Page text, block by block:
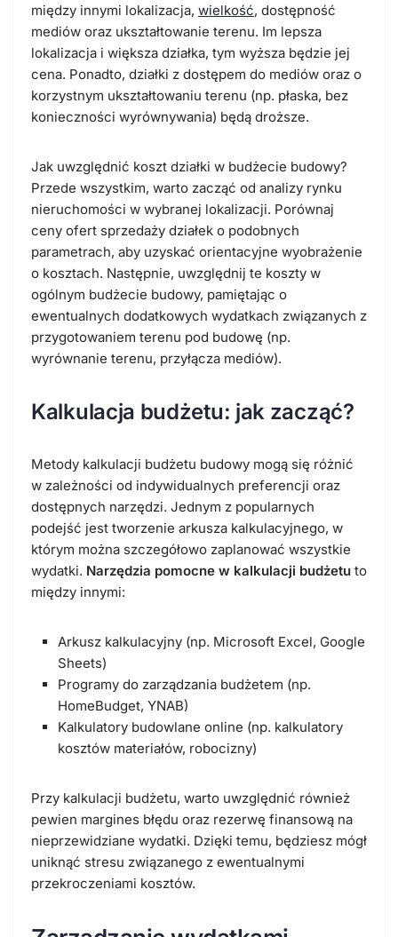
między innymi lokalizacja, wielkość, dostępność
mediów oraz ukształtowanie terenu. Im lepsza
lokalizacja i większa działka, tym wyższa będzie jej
cena. Ponadto, działki z dostępem do mediów oraz o
korzystnym ukształtowaniu terenu (np. płaska, bez
konieczności wyrównywania) będą droższe.
Jak uwzględnić koszt działki w budżecie budowy?
Przede wszystkim, warto zacząć od analizy rynku
nieruchomości w wybranej lokalizacji. Porównaj
ceny ofert sprzedaży działek o podobnych
parametrach, aby uzyskać orientacyjne wyobrażenie
o kosztach. Następnie, uwzględnij te koszty w
ogólnym budżecie budowy, pamiętając o
ewentualnych dodatkowych wydatkach związanych z
przygotowaniem terenu pod budowę (np.
wyrównanie terenu, przyłącza mediów).
Kalkulacja budżetu: jak zacząć?
Metody kalkulacji budżetu budowy mogą się różnić
w zależności od indywidualnych preferencji oraz
dostępnych narzędzi. Jednym z popularnych
podejść jest tworzenie arkusza kalkulacyjnego, w
którym można szczegółowo zaplanować wszystkie
wydatki. Narzędzia pomocne w kalkulacji budżetu to
między innymi:
Arkusz kalkulacyjny (np. Microsoft Excel, Google
Sheets)
Programy do zarządzania budżetem (np.
HomeBudget, YNAB)
Kalkulatory budowlane online (np. kalkulatory
kosztów materiałów, robocizny)
Przy kalkulacji budżetu, warto uwzględnić również
pewien margines błędu oraz rezerwę finansową na
nieprzewidziane wydatki. Dzięki temu, będziesz mógł
uniknąć stresu związanego z ewentualnymi
przekroczeniami kosztów.